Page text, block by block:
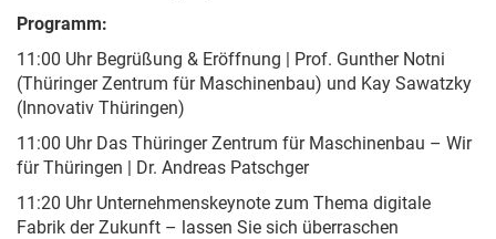
Programm:
11:00 Uhr Begrüßung & Eröffnung | Prof. Gunther Notni
(Thüringer Zentrum für Maschinenbau) und Kay Sawatzky
(Innovativ Thüringen)
11:00 Uhr Das Thüringer Zentrum für Maschinenbau – Wir
für Thüringen | Dr. Andreas Patschger
11:20 Uhr Unternehmenskeynote zum Thema digitale
Fabrik der Zukunft – lassen Sie sich überraschen